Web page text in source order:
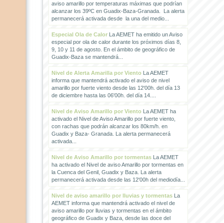
aviso amarillo por temperaturas máximas que podrían
alcanzar los 39ºC en Guadix-Baza-Granada. La alerta
permanecerá activada desde la una del medio...
Especial Ola de CalorLa AEMET ha emitido un Aviso
especial por ola de calor durante los próximos días 8,
9, 10 y 11 de agosto. En el ámbito de geográfico de
Guadix-Baza se mantendrá...
Nivel de Alerta Amarilla por VientoLa AEMET
informa que mantendrá activado el aviso de nivel
amarillo por fuerte viento desde las 12'00h. del día 13
de diciembre hasta las 06'00h. del día 14....
Nivel de Aviso Amarillo por VientoLa AEMET ha
activado el Nivel de Aviso Amarillo por fuerte viento,
con rachas que podrán alcanzar los 80km/h. en
Guadix y Baza- Granada. La alerta permanecerá
activada...
Nivel de Aviso Amarillo por tormentasLa AEMET
ha activado el Nivel de aviso Amarillo por tormentas en
la Cuenca del Genil, Guadix y Baza. La alerta
permanecerá activada desde las 12'00h del mediodía...
Nivel de aviso amarillo por lluvias y tormentasLa
AEMET informa que mantendrá activado el nivel de
aviso amarillo por lluvias y tormentas en el ámbito
geográfico de Guadix y Baza, desde las doce del